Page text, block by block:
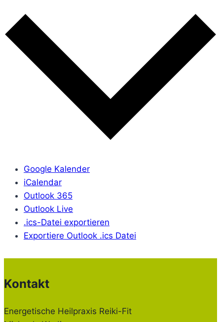
Google Kalender
iCalendar
Outlook 365
Outlook Live
.ics-Datei exportieren
Exportiere Outlook .ics Datei
Kontakt
Energetische Heilpraxis Reiki-Fit